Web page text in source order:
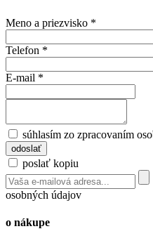
Meno a priezvisko *
Telefon *
E-mail *
súhlasím zo zpracovaním
poslať kopiu
osobných údajov
o nákupe